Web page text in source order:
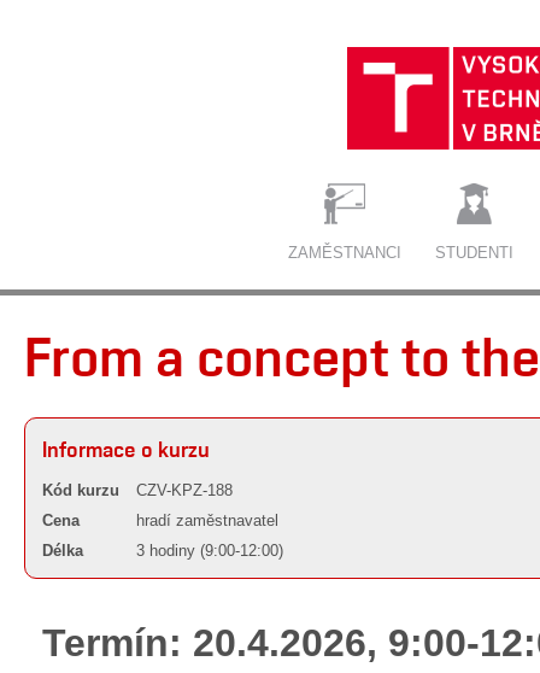
ZAMĚSTNANCI STUDENTI
From a concept to
Informace o kurzu
Kód kurzu
CZV-KPZ-188
Cena
hradí zaměstnavatel
Délka
3 hodiny (9:00-12:00)
Termín: 20.4.2026, 9:00-